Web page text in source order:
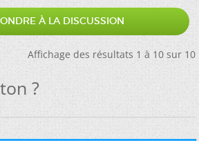
À LA DISCUSSION
Affichage des résultats 1 à 10 sur 10
?